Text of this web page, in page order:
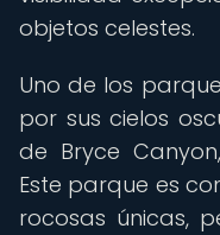
objetos celestes.
Uno de los
por sus cielos
de Bryce
Este parque es
rocosas únicas,